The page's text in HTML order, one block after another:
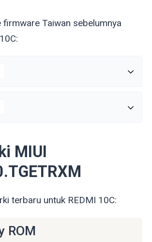
firmware Taiwan sebelumnya
MIUI
terbaru untuk REDMI 10C:
ROM